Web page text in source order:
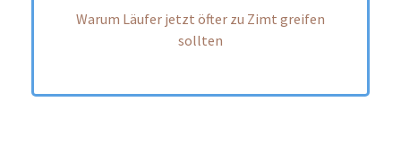
Warum Läufer jetzt öfter zu Zimt greifen
sollten